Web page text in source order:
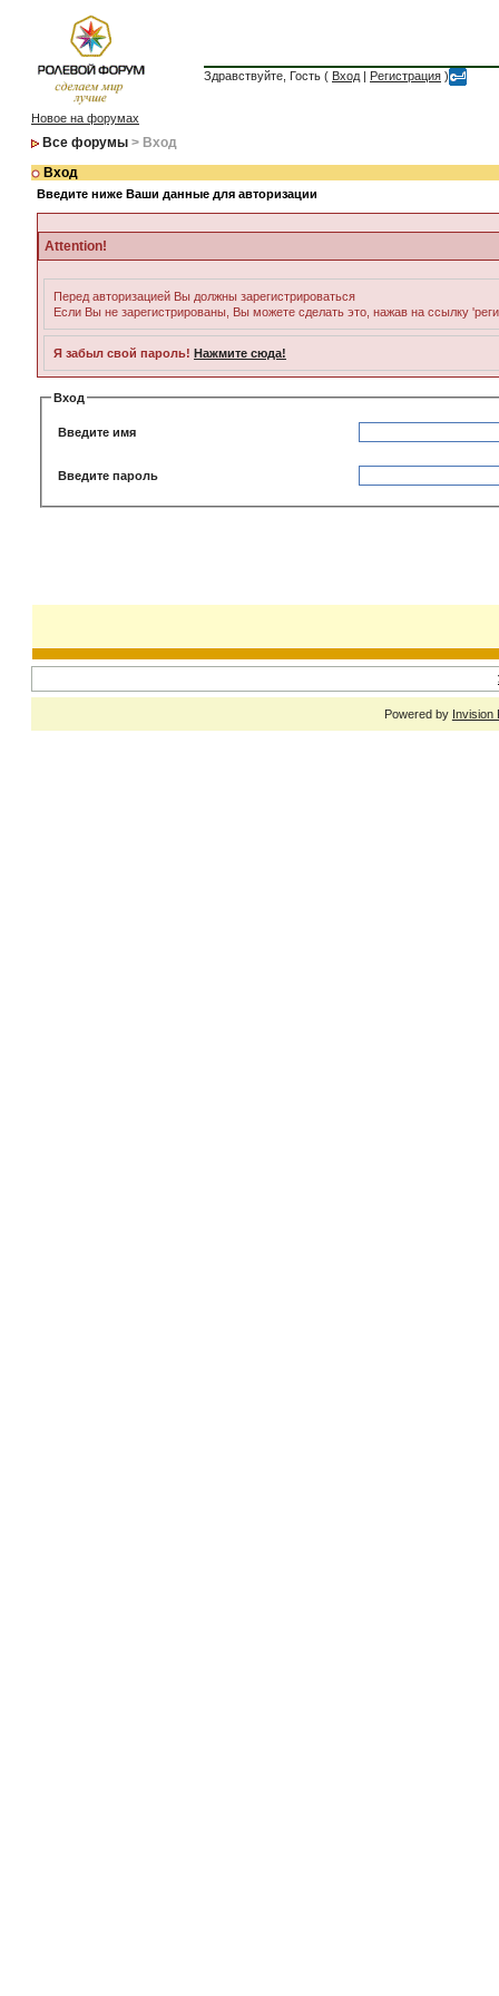
Здравствуйте, Гость ( Вход | Регистрация )
Новое на форумах
Все форумы > Вход
Вход
Введите ниже Ваши данные для авторизации
Attention!
Перед авторизацией Вы должны зарегистрироваться
Если Вы не зарегистрированы, Вы можете сделать это, нажав на ссылку
Я забыл свой пароль! Нажмите сюда!
Вход
Введите имя
Введите пароль
Powered by Invision